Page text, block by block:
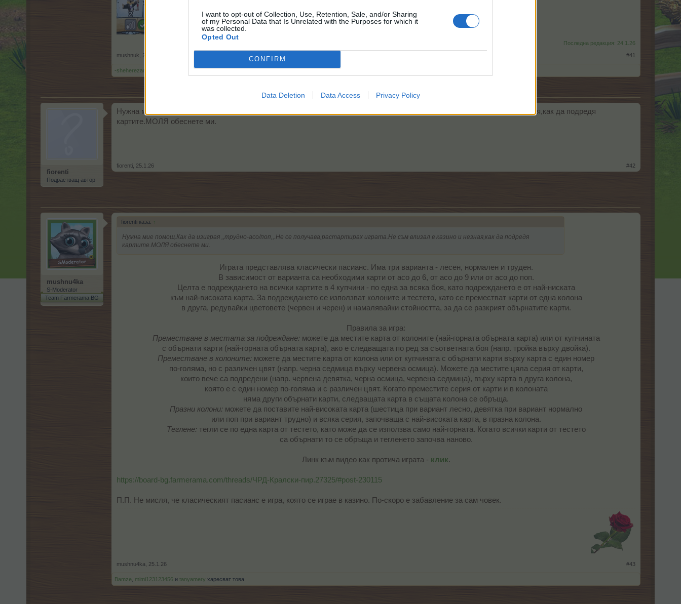
I want to opt-out of Collection, Use, Retention, Sale, and/or Sharing
of my Personal Data that Is Unrelated with the Purposes for which it
was collected.
Opted Out
CONFIRM
Data Deletion Data Access Privacy Policy
Последна редакция: 24.1.26
mushnuk
24.1.26 #41
-sheherezada67- mimi123123456,terazinniиоще 1 човекхаресват това.
fiorenti
Подрастващ автор
Нужна мие помощ.Как да изиграя ,,трудно-асо/поп,,.Не се получава,растартирах играта.Не съм влизал в казино и незная,как да подредя
картите.МОЛЯ обеснете ми.
fiorenti 25.1.26 #42
mushnu4ka
S-Moderator
Team Farmerama BG
fiorenti каза: ↑
Нужна мие помощ.Как да изиграя ,,трудно-асо/поп,,.Не се получава,растартирах играта.Не съм влизал в казино и незная,как да подредя
картите.МОЛЯ обеснете ми.
Играта представлява класически пасианс. Има три варианта - лесен, нормален и труден.
В зависимост от варианта са необходими карти от асо до 6, от асо до 9 или от асо до поп.
Целта е подреждането на всички картите в 4 купчини - по една за всяка боя, като подреждането е от най-ниската
към най-високата карта. За подреждането се използват колоните и тестето, като се преместват карти от една колона
в друга, редувайки цветовете (червен и черен) и намалявайки стойността, за да се разкрият обърнатите карти.​
Правила за игра:
Преместване в местата за подреждане: можете да местите карта от колоните (най-горната обърната карта) или от купчината
с обърнати карти (най-горната обърната карта), ако е следващата по ред за съответната боя (напр. тройка върху двойка).
Преместване в колоните: можете да местите карта от колона или от купчината с обърнати карти върху карта с един номер
по-голяма, но с различен цвят (напр. черна седмица върху червена осмица). Можете да местите цяла серия от карти,
които вече са подредени (напр. червена девятка, черна осмица, червена седмица), върху карта в друга колона,
която е с един номер по-голяма и с различен цвят. Когато преместите серия от карти и в колоната
няма други обърнати карти, следващата карта в същата колона се обръща.
Празни колони: можете да поставите най-високата карта (шестица при вариант лесно, девятка при вариант нормално
или поп при вариант трудно) и всяка серия, започваща с най-високата карта, в празна колона.
Теглене: тегли се по една карта от тестето, като може да се използва само най-горната. Когато всички карти от тестето
са обърнати то се обръща и тегленето започва наново.
Линк към видео как протича играта - клик.​
https://board-bg.farmerama.com/threads/ЧРД-Кралски-пир.27325/#post-230115
П.П. Не мисля, че класическият пасианс е игра, която се играе в казино. По-скоро е забавление за сам човек.
mushnu4ka 25.1.26 #43
Bamze mimi123123456 и tanyamery харесват това.